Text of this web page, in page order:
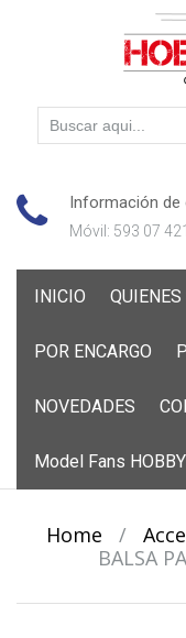
Información
Móvil: 593 07
INICIO
POR ENCARGO
NOVEDADES
Model Fans
Home /
BALSA